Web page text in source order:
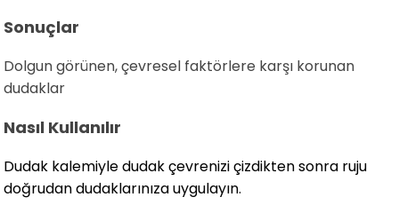
Sonuçlar
Dolgun görünen, çevresel faktörlere karşı korunan
dudaklar
Nasıl Kullanılır
Dudak kalemiyle dudak çevrenizi çizdikten sonra ruju
doğrudan dudaklarınıza uygulayın.